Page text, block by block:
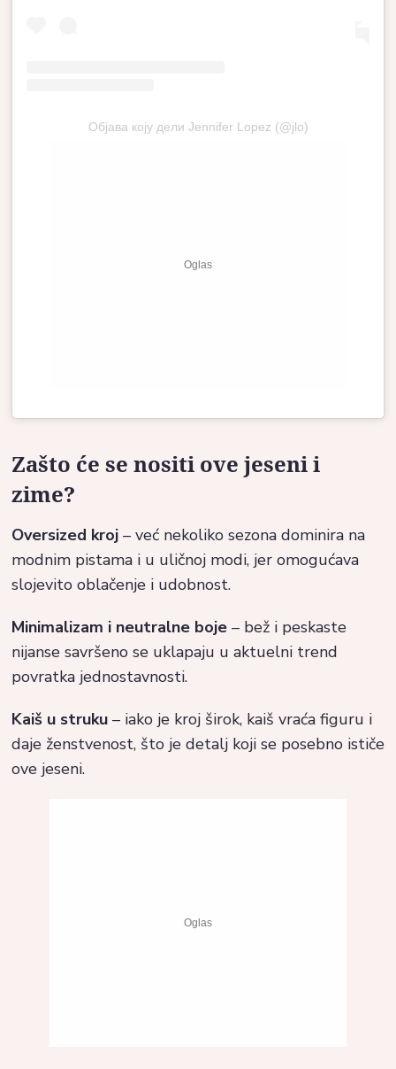
Објава коју дели Jennifer Lopez (@jlo)
Zašto će se nositi ove jeseni i
zime?
Oversized kroj – već nekoliko sezona dominira na
modnim pistama i u uličnoj modi, jer omogućava
slojevito oblačenje i udobnost.
Minimalizam i neutralne boje – bež i peskaste
nijanse savršeno se uklapaju u aktuelni trend
povratka jednostavnosti.
Kaiš u struku – iako je kroj širok, kaiš vraća figuru i
daje ženstvenost, što je detalj koji se posebno ističe
ove jeseni.